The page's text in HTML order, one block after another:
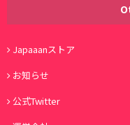
Japaaanストア
お知らせ
公式Twitter